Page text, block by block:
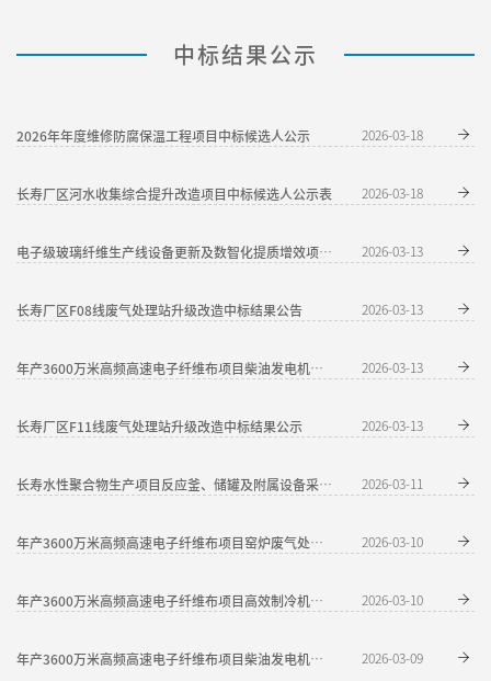
中标结果公示
2026年年度维修防腐保温工程项目中标候选人公示 2026-03-18
长寿厂区河水收集综合提升改造项目中标候选人公示表 2026-03-18
电子级玻璃纤维生产线设备更新及数智化提质增效项目熟料资源综合利用烘干炉采购（二次）流标公告 2026-03-13
长寿厂区F08线废气处理站升级改造中标结果公告 2026-03-13
年产3600万米高频高速电子纤维布项目柴油发电机组采购中标结果公告 2026-03-13
长寿厂区F11线废气处理站升级改造中标结果公示 2026-03-13
长寿水性聚合物生产项目反应釜、储罐及附属设备采购流标公告 2026-03-11
年产3600万米高频高速电子纤维布项目窑炉废气处理系统采购流标公告 2026-03-10
年产3600万米高频高速电子纤维布项目高效制冷机房系统采购流标公示 2026-03-10
年产3600万米高频高速电子纤维布项目柴油发电机组采购中标候选人公示 2026-03-09